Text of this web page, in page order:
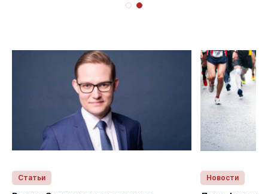
Статьи Новости